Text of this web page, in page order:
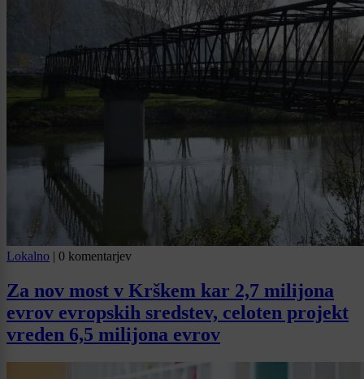
Lokalno | 0 komentarjev
Za nov most v Krškem kar 2,7 milijona
evrov evropskih sredstev, celoten projekt
vreden 6,5 milijona evrov